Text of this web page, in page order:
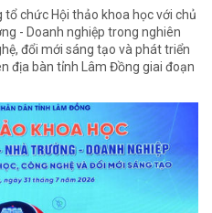
chức Hội thảo khoa học với chủ
- Doanh nghiệp trong nghiên
đổi mới sáng tạo và phát triển
địa bàn tỉnh Lâm Đồng giai đoạn